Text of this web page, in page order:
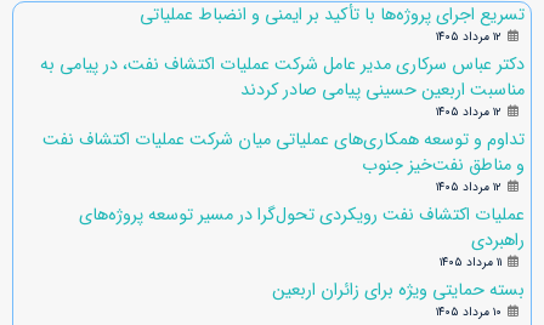
تسریع اجرای پروژه‌ها با تأکید بر ایمنی و انضباط عملیاتی
۱۲ مرداد ۱۴۰۵
دکتر عباس سرکاری مدیر عامل شرکت عملیات اکتشاف نفت، در پیامی به
مناسبت اربعین حسینی پیامی صادر کردند
۱۲ مرداد ۱۴۰۵
تداوم و توسعه همکاری‌های عملیاتی میان شرکت عملیات اکتشاف نفت
و مناطق نفت‌خیز جنوب
۱۲ مرداد ۱۴۰۵
عملیات اکتشاف نفت رویکردی تحول‌گرا در مسیر توسعه پروژه‌های
راهبردی
۱۱ مرداد ۱۴۰۵
بسته حمایتی ویژه برای زائران اربعین
۱۰ مرداد ۱۴۰۵